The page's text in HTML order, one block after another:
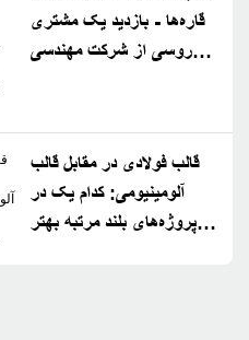
قاره‌ها - بازدید یک مشتری
روسی از شرکت مهندسی
قالب فولادی در مقابل قالب
آلومینیومی: کدام یک در
پروژه‌های بلند مرتبه بهتر